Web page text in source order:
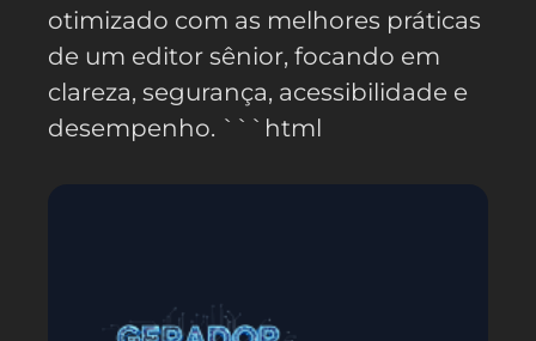
otimizado com as melhores práticas
de um editor sênior, focando em
clareza, segurança, acessibilidade e
desempenho. ```html